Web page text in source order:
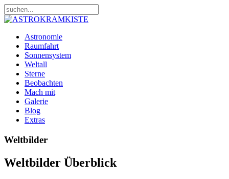
Astronomie
Raumfahrt
Sonnensystem
Weltall
Sterne
Beobachten
Mach mit
Galerie
Blog
Extras
Weltbilder
Weltbilder Überblick